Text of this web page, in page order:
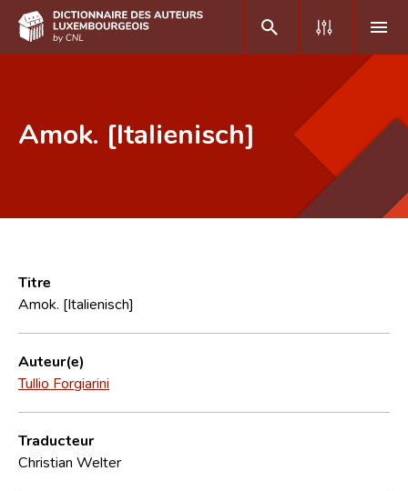
Foire aux questions
CNL
Équipe scientifique
Contact
Amok. [Italienisch]
Titre
Amok. [Italienisch]
Auteur(e)
Tullio Forgiarini
Traducteur
Christian Welter